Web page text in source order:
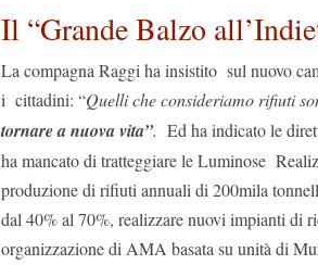
Il “Grande Balzo
La compagna Raggi ha insistito sul nuovo
i cittadini: “Quelli che consideriamo rifiuti
tornare a nuova vita”. Ed ha indicato le
ha mancato di tratteggiare le Luminose
produzione di rifiuti annuali di 200mila
dal 40% al 70%, realizzare nuovi impianti di
organizzazione di AMA basata su unità di